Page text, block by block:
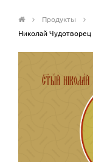
Продукты
Николай Чудотворец